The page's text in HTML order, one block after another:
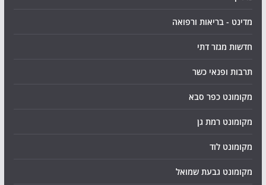
מדינט - בריאות ורפואה
חדשות מגזר דתי
תרבות ופנאי כשר
מקומונט כפר סבא
מקומונט רמת גן
מקומונט לוד
מקומונט גבעת שמואל